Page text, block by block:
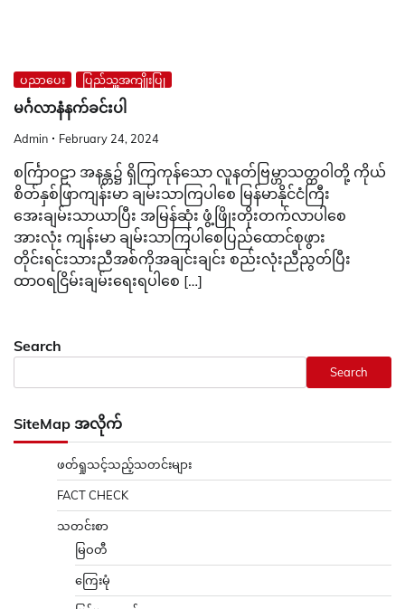
ပညာပေး ပြည်သူ့အကျိုးပြု
မင်္ဂလာနံနက်ခင်းပါ
Admin February 24, 2024
စင်္ကြာဝဠာ အနန္တ၌ ရှိကြကုန်သော လူနတ်ဗြမ္ဟာသတ္တဝါတို့ ကိုယ်
စိတ်နှစ်ဖြာကျန်းမာ ချမ်းသာကြပါစေ မြန်မာနိုင်ငံကြီး
အေးချမ်းသာယာပြီး အမြန်ဆုံး ဖွံ့ဖြိုးတိုးတက်လာပါစေ
အားလုံး ကျန်းမာ ချမ်းသာကြပါစေပြည်ထောင်စုဖွား
တိုင်းရင်းသားညီအစ်ကိုအချင်းချင်း စည်းလုံးညီညွတ်ပြီး
ထာဝရငြိမ်းချမ်းရေးရပါစေ […]
Search
Search
SiteMap အလိုက်
ဖတ်ရှုသင့်သည့်သတင်းများ
FACT CHECK
သတင်းစာ
မြဝတီ
ကြေးမုံ